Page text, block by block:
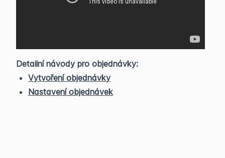
Detailní návody pro objednávky:
Vytvoření objednávky
Nastavení objednávek